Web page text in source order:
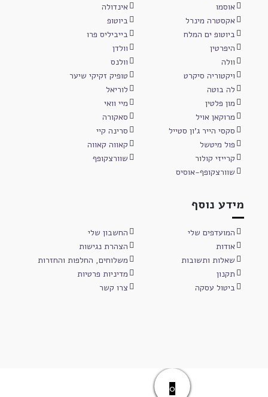
אוסמו
אינדולה
אקסטרה מינרל
ביוטופ
ביוטופ ים המלח
בייביליס פרו
היפרטין
וולדן
וולה
וולנס
ויקטוריה סיקרט
טופיק זקיקי שיער
לה בוטה
לוריאל
מון פלטין
מיי וואי
מרוקאן אויל
סאקורה
סקסי הייר ג'ון סטייל
סרינה קיי
פול מיטשל
קאווה קאווה
קרייזי קולור
שוורצקופף
שוורצקופף-אוסיס
מידע נוסף
המועדפים שלי
החשבון שלי
אודות
הצהרת נגישות
שאלות ותשובות
משלוחים, החלפות והחזרות
תקנון
מדיניות פרטיות
ביטול עסקה
צרו קשר
0